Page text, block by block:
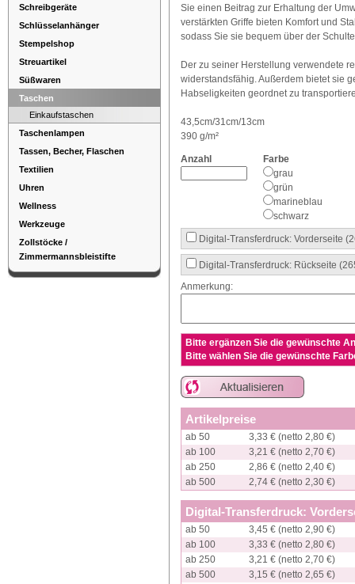
Schreibgeräte
Schlüsselanhänger
Stempelshop
Streuartikel
Süßwaren
Taschen
Einkaufstaschen
Taschenlampen
Tassen, Becher, Flaschen
Textilien
Uhren
Wellness
Werkzeuge
Zollstöcke /
Zimmermannsbleistifte
Sie einen Beitrag zur Erhaltung der
verstärkten Griffe bieten Komfort und
sodass Sie sie bequem über der
Der zu seiner Herstellung verwendete
widerstandsfähig. Außerdem bietet sie
Habseligkeiten geordnet zu
43,5cm/31cm/13cm
390 g/m²
Anzahl
Farbe
grau
grün
marineblau
schwarz
Digital-Transferdruck: Vorderseite
Digital-Transferdruck: Rückseite
Anmerkung:
Bitte ergänzen Sie die gewünschte
Bitte wählen Sie die gewünschte
Artikelpreise
ab 50
3,33 € (netto 2,80 €)
ab 100
3,21 € (netto 2,70 €)
ab 250
2,86 € (netto 2,40 €)
ab 500
2,74 € (netto 2,30 €)
Digital-Transferdruck:
ab 50
3,45 € (netto 2,90 €)
ab 100
3,33 € (netto 2,80 €)
ab 250
3,21 € (netto 2,70 €)
ab 500
3,15 € (netto 2,65 €)